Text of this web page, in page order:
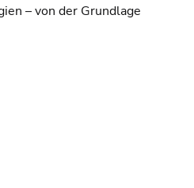
– von der Grundlage